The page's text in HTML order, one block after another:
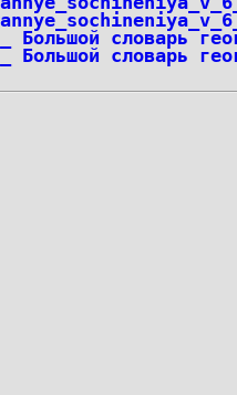
словарь
словарь